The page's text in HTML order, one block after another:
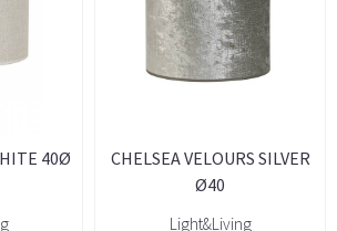
40Ø
CHELSEA VELOURS SILVER
Ø40
Light&Living